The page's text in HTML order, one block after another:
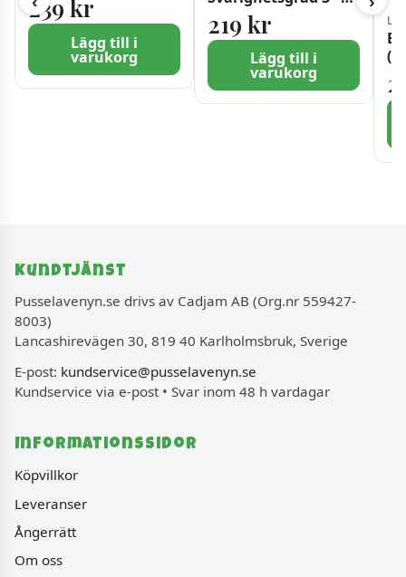
239 kr
Lägg till i
varukorg
Hjärngympa
219 kr
Lägg till i
varukorg
Kundtjänst
Pusselavenyn.se drivs av Cadjam AB (Org.nr 559427-
8003)
Lancashirevägen 30, 819 40 Karlholmsbruk, Sverige
E-post: kundservice@pusselavenyn.se
Kundservice via e-post • Svar inom 48 h vardagar
Informationssidor
Köpvillkor
Leveranser
Ångerrätt
Om oss